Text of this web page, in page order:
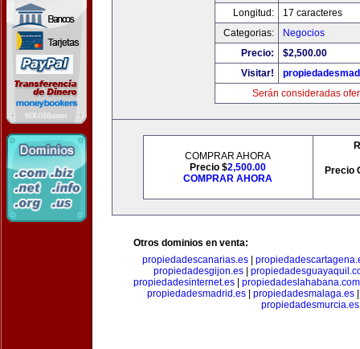
Longitud:
17 caracteres
Categorias:
Negocios
Precio:
$2,500.00
Visitar!
Serán consideradas
COMPRAR AHORA
Precio $2,500.00
COMPRAR AHORA
Precio
Otros dominios en venta:
propiedadescanarias.es|
propiedadesgijon.es
propiedadesinternet.es
propiedadeslahabana.com
propiedadesmadrid.es
propiedadesmalaga.es
propiedadesmurcia.es